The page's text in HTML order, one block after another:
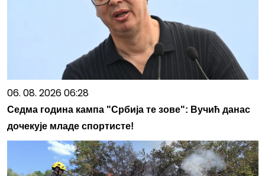
06. 08. 2026 06:28
Седма година кампа "Србија те зове": Вучић данас
дочекује младе спортисте!